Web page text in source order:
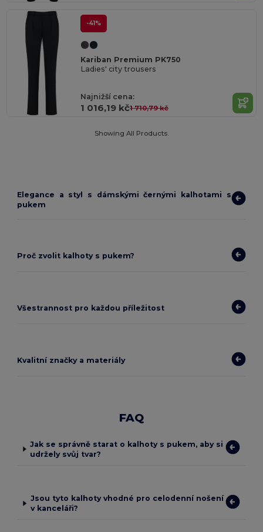
-41%
Kariban Premium PK750
Ladies' city trousers
Najnižší cena:
1 016,19 kč1 710,79 kč
Showing All Products.
Elegance a styl s dámskými černými kalhotami s
pukem
Proč zvolit kalhoty s pukem?
Všestrannost pro každou příležitost
Kvalitní značky a materiály
FAQ
Jak se správně starat o kalhoty s pukem, aby si
udržely svůj tvar?
Jsou tyto kalhoty vhodné pro celodenní nošení
v kanceláři?